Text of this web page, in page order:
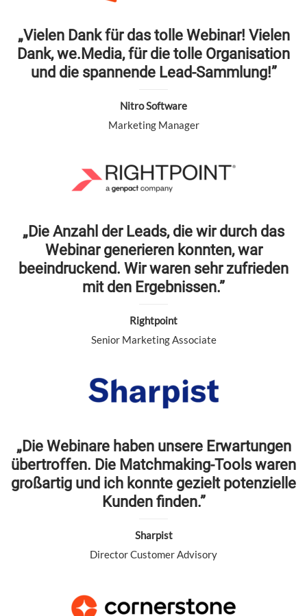
„Vielen Dank für das tolle Webinar! Vielen
Dank, we.Media, für die tolle Organisation
und die spannende Lead-Sammlung!”
Nitro Software
Marketing Manager
„Die Anzahl der Leads, die wir durch das
Webinar generieren konnten, war
beeindruckend. Wir waren sehr zufrieden
mit den Ergebnissen.”
Rightpoint
Senior Marketing Associate
„Die Webinare haben unsere Erwartungen
übertroffen. Die Matchmaking-Tools waren
großartig und ich konnte gezielt potenzielle
Kunden finden.”
Sharpist
Director Customer Advisory